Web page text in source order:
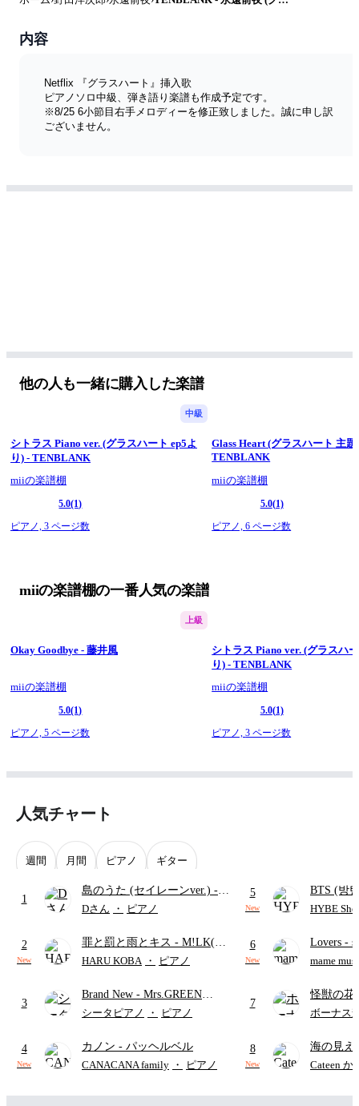
内容
Netflix 『グラスハート』挿入歌
ピアノソロ中級、弾き語り楽譜も作成予定です。
※8/25 6小節目右手メロディーを修正致しました。誠に申し訳
ございません。
他の人も一緒に購入した楽譜
中級
シトラス Piano ver. (グラスハート ep5よ
り) - TENBLANK
miiの楽譜棚
5.0(1)
ピアノ, 3 ページ数
Glass Heart (グラスハート 主題
TENBLANK
miiの楽譜棚
5.0(1)
ピアノ,6 ページ数
miiの楽譜棚の一番人気の楽譜
上級
Okay Goodbye - 藤井風
miiの楽譜棚
5.0(1)
ピアノ, 5 ページ数
シトラス Piano ver. (グラスハ
り) - TENBLANK
miiの楽譜棚
5.0(1)
ピアノ,3 ページ数
人気チャート
週間 月間 ピアノ ギター
1
島のうた (セイレーンver.) -
セイレーン(CV.鈴木みのり)
ード・ペダル付き/『映画ちい
かわ 人魚の島のひみつ』よ
Dさん ・ ピアノ
2
New
罪と罰と雨とキス - M!LK(佐
野勇斗&吉田仁人)
HARU KOBA ・ ピアノ
3
Brand New - Mrs.GREEN
APPLE
シータピアノ ・ ピアノ
4
New
カノン - パッヘルベル
CANACANA family ・ ピアノ
5
New
BTS (방
HYBE
6
New
Lovers -
ト)
mame
7
怪獣の
ードパー
ボーナス
8
New
海の見
Cateen か